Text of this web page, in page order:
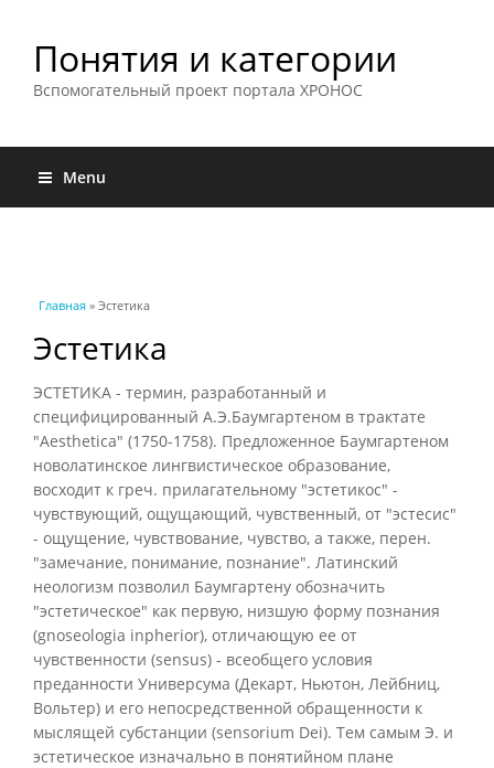
Понятия и категории
Вспомогательный проект портала ХРОНОС
Menu
Вы здесь
Главная » Эстетика
Эстетика
ЭСТЕТИКА - термин, разработанный и
специфицированный А.Э.Баумгартеном в трактате
"Aesthetica" (1750-1758). Предложенное Баумгартеном
новолатинское лингвистическое образование,
восходит к греч. прилагательному "эстетикос" -
чувствующий, ощущающий, чувственный, от "эстесис"
- ощущение, чувствование, чувство, а также, перен.
"замечание, понимание, познание". Латинский
неологизм позволил Баумгартену обозначить
"эстетическое" как первую, низшую форму познания
(gnoseologia inpherior), отличающую ее от
чувственности (sensus) - всеобщего условия
преданности Универсума (Декарт, Ньютон, Лейбниц,
Вольтер) и его непосредственной обращенности к
мыслящей субстанции (sensorium Dei). Тем самым Э. и
эстетическое изначально в понятийном плане